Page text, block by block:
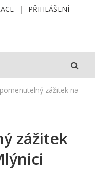
PŘIHLÁŠENÍ
zážitek na
zážitek